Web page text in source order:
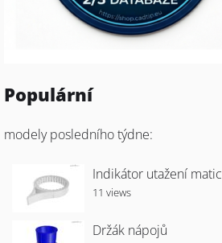
Populární
modely posledního týdne:
Indikátor utažení matic
11 views
Držák nápojů